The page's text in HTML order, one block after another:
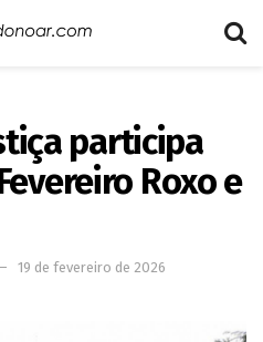
participa
Roxo e
19 de fevereiro de 2026